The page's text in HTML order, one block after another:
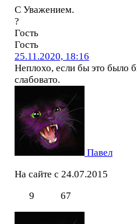
С Уважением.
?
Гость
Гость
25.11.2020, 18:16
Неплохо, если бы это было
слабовато.
Павел
На сайте с 24.07.2015
9
67